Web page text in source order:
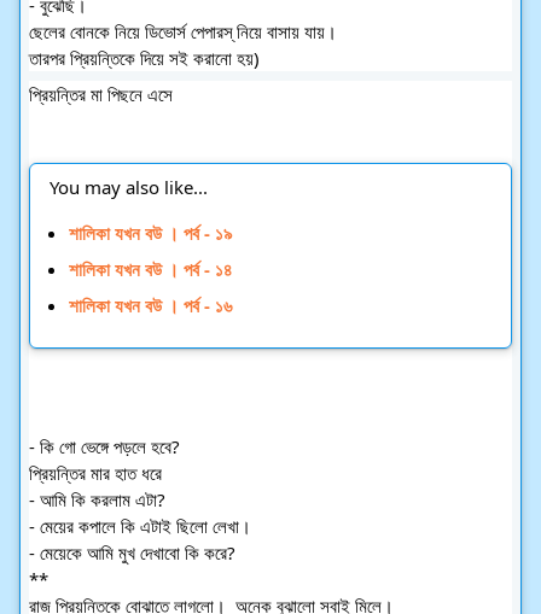
- বুঝেছি।
ছেলের বোনকে নিয়ে ডিভোর্স পেপারস্ নিয়ে বাসায় যায়।
তারপর প্রিয়ন্তিকে দিয়ে সই করানো হয়)
প্রিয়ন্তির মা পিছনে এসে
You may also like...
শালিকা যখন বউ । পর্ব - ১৯
শালিকা যখন বউ । পর্ব - ১৪
শালিকা যখন বউ । পর্ব - ১৬
- কি গো ভেঙ্গে পড়লে হবে?
প্রিয়ন্তির মার হাত ধরে
- আমি কি করলাম এটা?
- মেয়ের কপালে কি এটাই ছিলো লেখা।
- মেয়েকে আমি মুখ দেখাবো কি করে?
**
রাজ প্রিয়ন্তিকে বোঝাতে লাগলো।  অনেক বুঝালো সবাই মিলে।